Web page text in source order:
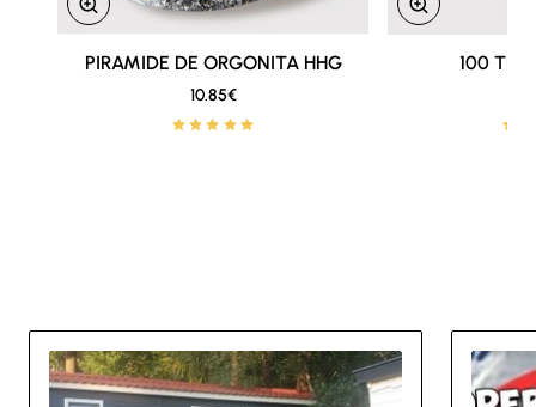
Nuevo
🔥 Lo mas vendido
PIRAMIDE DE ORGONITA HHG
10.85€
100